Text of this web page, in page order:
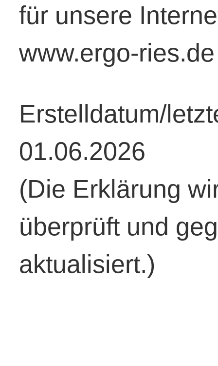
für unsere
www.ergo-ries.de
Erstelldatum/
01.06.2026
(Die Erklärung
überprüft und
aktualisiert.)